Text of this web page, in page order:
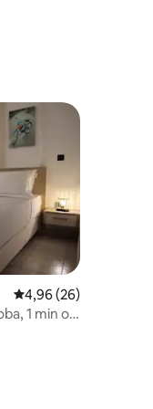
„Odabrali gosti”
Prosječna ocjena:
4,96 (26)
1 min od